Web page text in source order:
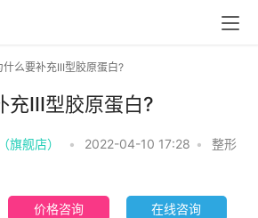
什么要补充III型胶原蛋白?
充III型胶原蛋白?
旗舰店） • 2022-04-10 17:28 •
整形
价格咨询 在线咨询